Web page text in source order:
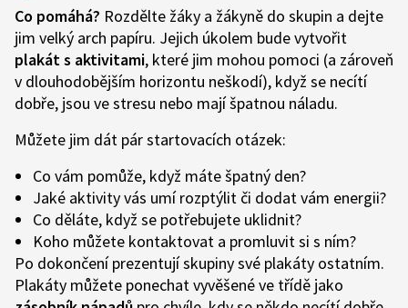
Co pomáhá? Rozdělte žáky a žákyně do skupin a dejte
jim velký arch papíru. Jejich úkolem bude vytvořit
plakát s aktivitami, které jim mohou pomoci (a zároveň
v dlouhodobějším horizontu neškodí), když se necítí
dobře, jsou ve stresu nebo mají špatnou náladu.
Můžete jim dát pár startovacích otázek:
Co vám pomůže, když máte špatný den?
Jaké aktivity vás umí rozptýlit či dodat vám energii?
Co děláte, když se potřebujete uklidnit?
Koho můžete kontaktovat a promluvit si s ním?
Po dokončení prezentují skupiny své plakáty ostatním.
Plakáty můžete ponechat vyvěšené ve třídě jako